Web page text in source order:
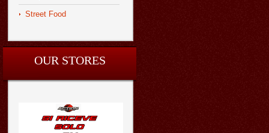
Street Food
OUR STORES